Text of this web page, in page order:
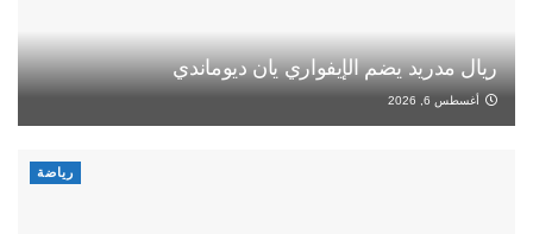
ريال مدريد يضم الإيفواري يان ديوماندي
أغسطس 6, 2026
رياضة